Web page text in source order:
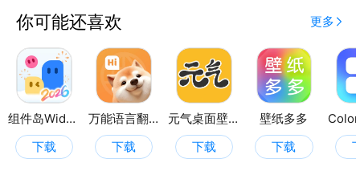
你可能还喜欢 更多
组件岛Widget Island
下载
万能语言翻译器
下载
元气桌面壁纸
下载
壁纸多多
下载